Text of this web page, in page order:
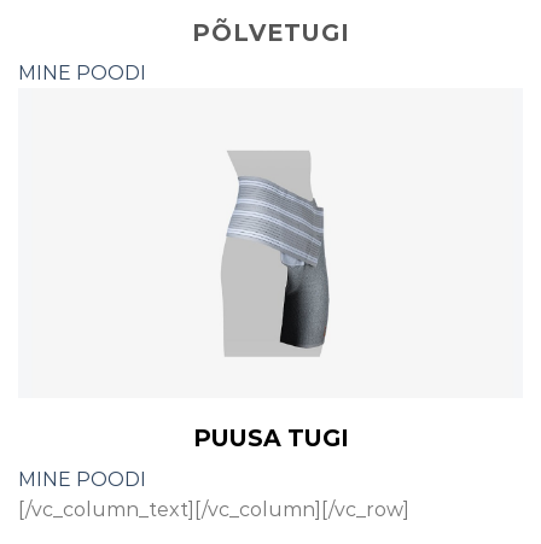
PÕLVETUGI
MINE POODI
PUUSA TUGI
MINE POODI
[/vc_column_text][/vc_column][/vc_row]